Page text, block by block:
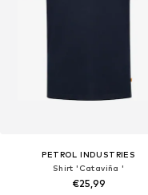
PETROL INDUSTRIES
Shirt 'Cataviña '
€25,99